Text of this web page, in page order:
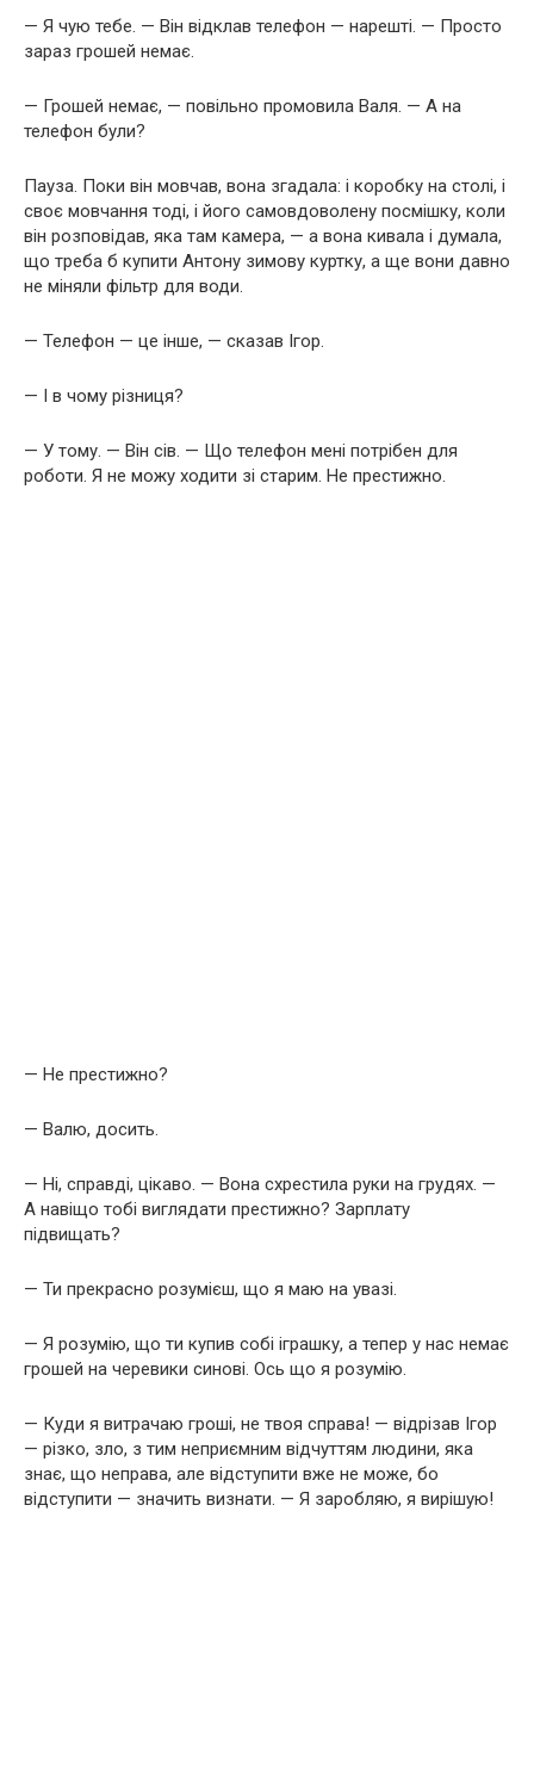
— Я чую тебе. — Він відклав телефон — нарешті. — Просто
зараз грошей немає.
— Грошей немає, — повільно промовила Валя. — А на
телефон були?
Пауза. Поки він мовчав, вона згадала: і коробку на столі, і
своє мовчання тоді, і його самовдоволену посмішку, коли
він розповідав, яка там камера, — а вона кивала і думала,
що треба б купити Антону зимову куртку, а ще вони давно
не міняли фільтр для води.
— Телефон — це інше, — сказав Ігор.
— І в чому різниця?
— У тому. — Він сів. — Що телефон мені потрібен для
роботи. Я не можу ходити зі старим. Не престижно.
— Не престижно?
— Валю, досить.
— Ні, справді, цікаво. — Вона схрестила руки на грудях. —
А навіщо тобі виглядати престижно? Зарплату
підвищать?
— Ти прекрасно розумієш, що я маю на увазі.
— Я розумію, що ти купив собі іграшку, а тепер у нас немає
грошей на черевики синові. Ось що я розумію.
— Куди я витрачаю гроші, не твоя справа! — відрізав Ігор
— різко, зло, з тим неприємним відчуттям людини, яка
знає, що неправа, але відступити вже не може, бо
відступити — значить визнати. — Я заробляю, я вирішую!